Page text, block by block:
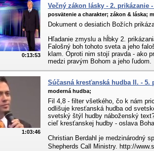
0:13:53
Večný zákon lásky - 2. prikázanie
posvätenie a charakter; zákon & láska;
Dokument o desiatich Božích
Hľadanie zmyslu a hĺbky 2.
Falošný boh tohoto sveta a jeho
klam. Oproti nim stojí pravda - ako
medzi pravým Bohom a jeho ľudom.
1:03:46
Súčasná kresťanská hudba II. - 5.
moderná hudba;
Fil 4,8 - filter všetkého, čo k nám
odlišuje kresťanská hudba od
svetský štýl hudby náboženský
cieľ kresťanskej hudby - oslava
Christian Berdahl je medzinárodný
Shepherds Call Ministry. http://